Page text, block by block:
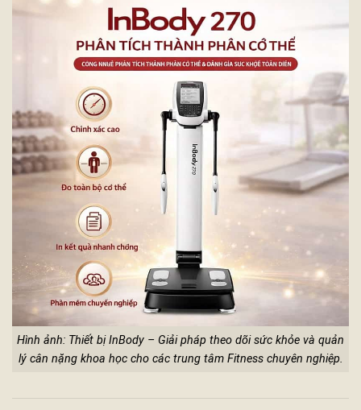
Hình ảnh: Thiết bị InBody – Giải pháp theo dõi sức khỏe và quản
lý cân nặng khoa học cho các trung tâm Fitness chuyên nghiệp.